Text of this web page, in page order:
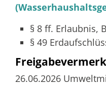
§ 8 ff. Erlaubnis,
§ 49
Freigabevermerk
26.06.2026